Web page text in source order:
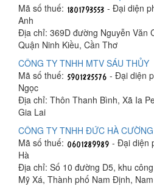
Mã số thuế:
- Đại diện
Anh
Địa chỉ: 369D đường Nguyễn Văn
Quận Ninh Kiều, Cần Thơ
CÔNG TY TNHH MTV SÁU THỦY
Mã số thuế:
- Đại diện
Ngọc
Địa chỉ: Thôn Thanh Bình, Xã Ia
Gia Lai
CÔNG TY TNHH ĐỨC HÀ CƯỜNG
Mã số thuế:
- Đại diện
Hà
Địa chỉ: Số 10 đường D5, khu
Mỹ Xá, Thành phố Nam Định,